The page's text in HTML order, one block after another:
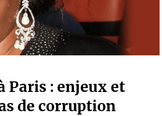
Paris : enjeux et
de corruption